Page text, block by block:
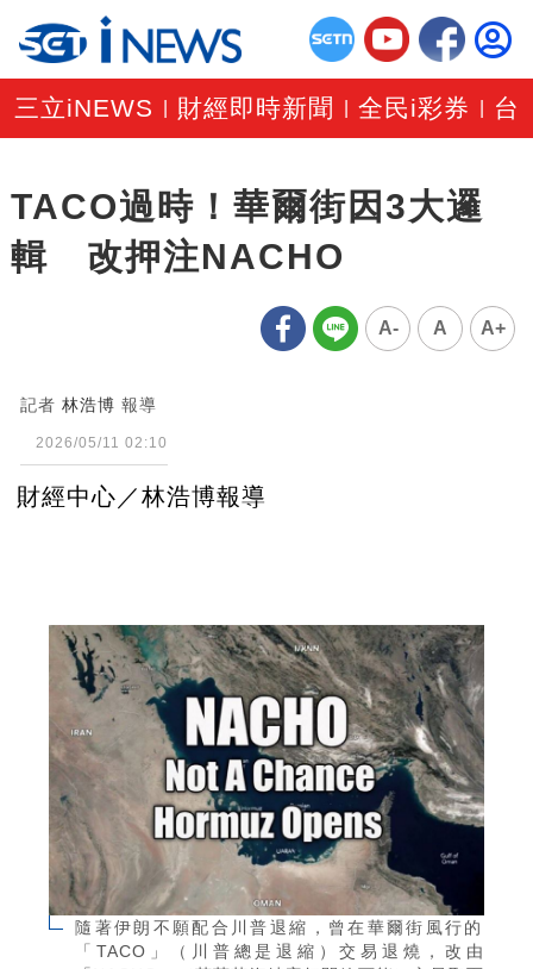
三立iNEWS 財經即時新聞 |全民i彩券 台
TACO過時！華爾街因3大邏
輯 改押注NACHO
A- A A+
記者 林浩博 報導
2026/05/11 02:10
財經中心／林浩博報導
隨著伊朗不願配合川普退縮，曾在華爾街風行的
「TACO」（川普總是退縮）交易退燒，改由